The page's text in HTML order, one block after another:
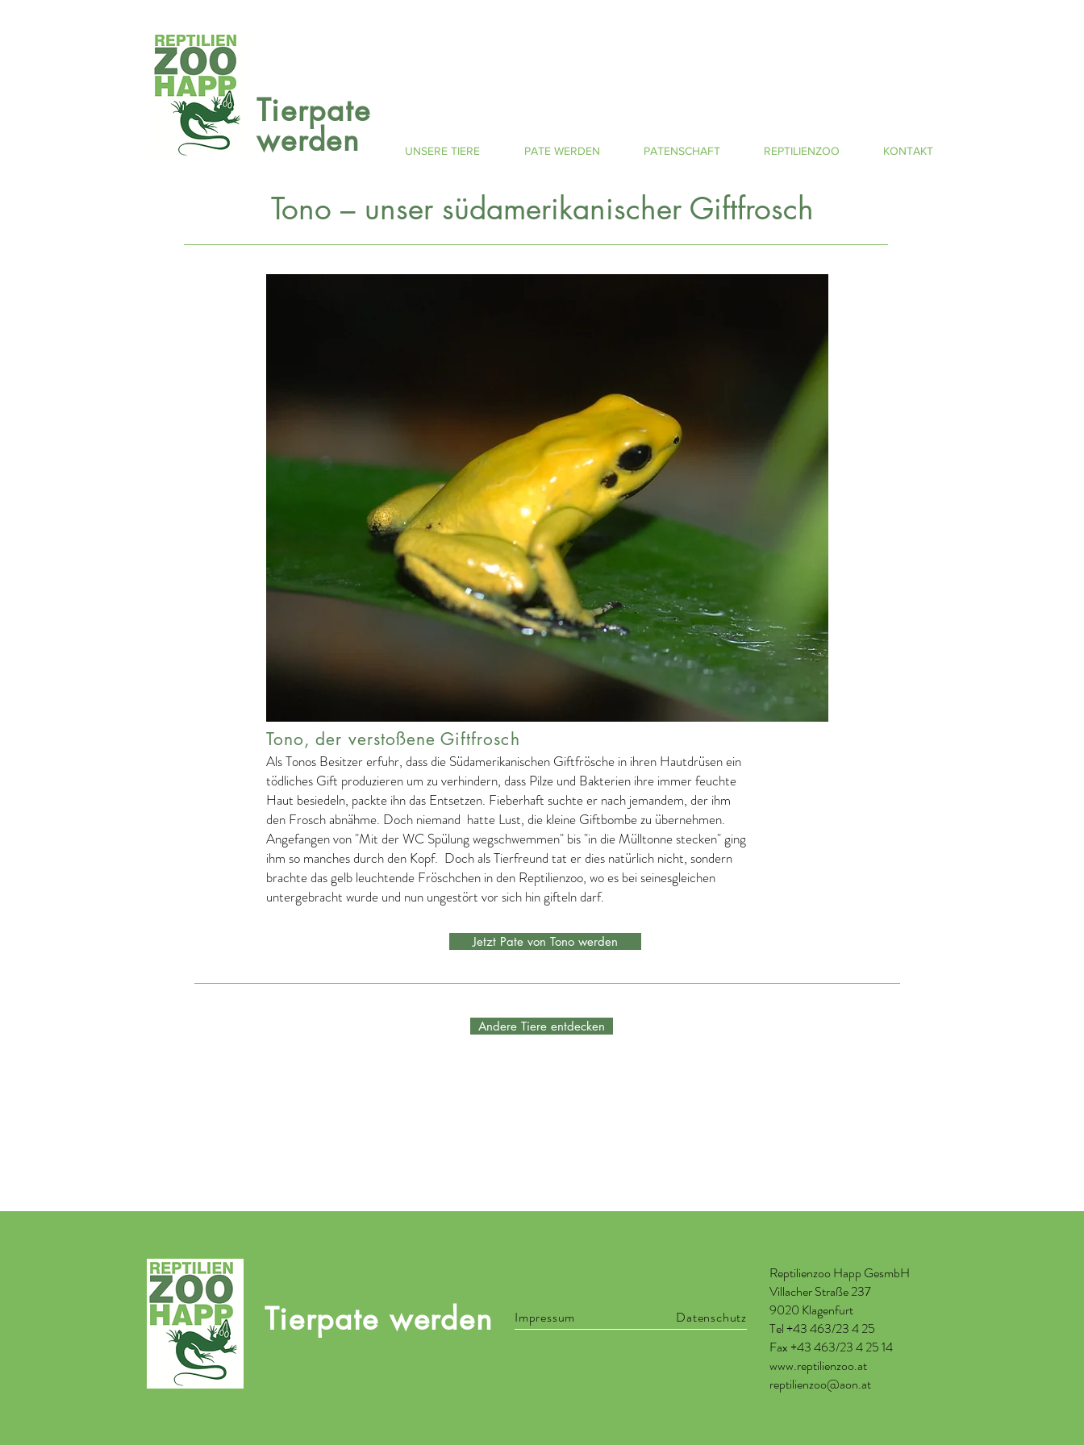
Tierpate
werden UNSERE TIERE PATE WERDEN PATENSCHAFT REPTILIENZOO KONTAKT
Tono – unser südamerikanischer Giftfrosch
Tono, der verstoßene Giftfrosch
Als Tonos Besitzer erfuhr, dass die Südamerikanischen Giftfrösche in ihren Hautdrüsen ein
tödliches Gift produzieren um zu verhindern, dass Pilze und Bakterien ihre immer feuchte
Haut besiedeln, packte ihn das Entsetzen. Fieberhaft suchte er nach jemandem, der ihm
den Frosch abnähme. Doch niemand hatte Lust, die kleine Giftbombe zu übernehmen.
Angefangen von "Mit der WC Spülung wegschwemmen" bis "in die Mülltonne stecken" ging
ihm so manches durch den Kopf. Doch als Tierfreund tat er dies natürlich nicht, sondern
brachte das gelb leuchtende Fröschchen in den Reptilienzoo, wo es bei seinesgleichen
untergebracht wurde und nun ungestört vor sich hin gifteln darf.
Jetzt Pate von Tono werden
Andere Tiere entdecken
Tierpate werden Impressum Datenschutz
Reptilienzoo Happ GesmbH
Villacher Straße 237
9020 Klagenfurt
Tel +43 463/23 4 25
Fax +43 463/23 4 25 14
www.reptilienzoo.at
reptilienzoo@aon.at